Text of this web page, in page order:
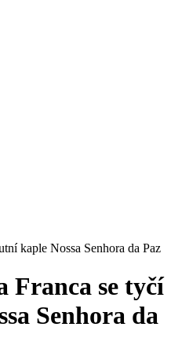
kaple Nossa Senhora da Paz
Franca se tyčí
Senhora da